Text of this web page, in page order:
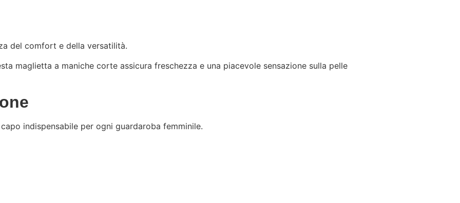
del comfort e della versatilità.
maglietta a maniche corte assicura freschezza e una piacevole sensazione sulla pelle
indispensabile per ogni guardaroba femminile.